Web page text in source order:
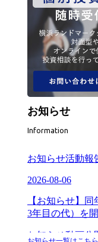
お知らせ
Information